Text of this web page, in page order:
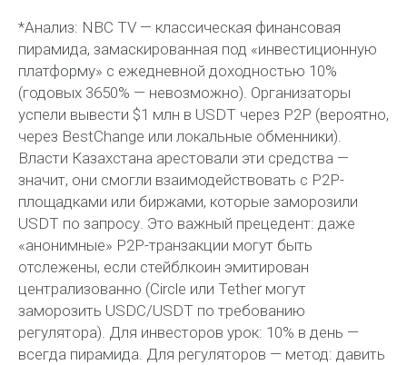
*Анализ: NBC TV — классическая финансовая
пирамида, замаскированная под «инвестиционную
платформу» с ежедневной доходностью 10%
(годовых 3650% — невозможно). Организаторы
успели вывести $1 млн в USDT через P2P (вероятно,
через BestChange или локальные обменники).
Власти Казахстана арестовали эти средства —
значит, они смогли взаимодействовать с P2P-
площадками или биржами, которые заморозили
USDT по запросу. Это важный прецедент: даже
«анонимные» P2P-транзакции могут быть
отслежены, если стейблкоин эмитирован
централизованно (Circle или Tether могут
заморозить USDC/USDT по требованию
регулятора). Для инвесторов урок: 10% в день —
всегда пирамида. Для регуляторов — метод: давить